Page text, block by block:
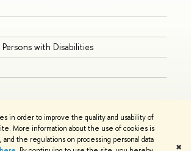
in order to improve the quality and usability of
More information about the use of cookies is
, and the regulations on processing personal data
✖
with Disabilities